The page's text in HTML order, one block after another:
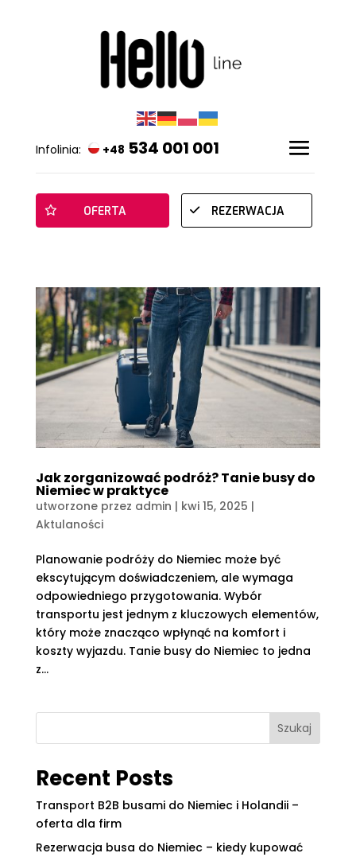
Infolinia: +48 534 001 001
OFERTA REZERWACJA
Jak zorganizować podróż? Tanie busy do
Niemiec w praktyce
utworzone przez admin | kwi 15, 2025 |
Aktulaności
Planowanie podróży do Niemiec może być
ekscytującym doświadczeniem, ale wymaga
odpowiedniego przygotowania. Wybór
transportu jest jednym z kluczowych elementów,
który może znacząco wpłynąć na komfort i
koszty wyjazdu. Tanie busy do Niemiec to jedna
z...
Szukaj
Recent Posts
Transport B2B busami do Niemiec i Holandii –
oferta dla firm
Rezerwacja busa do Niemiec – kiedy kupować